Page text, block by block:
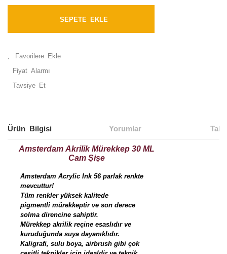
SEPETE EKLE
Fiyat Alarmı
Tavsiye Et
Ürün Bilgisi Yorumlar
Amsterdam Akrilik Mürekkep 30 ML
Cam Şişe
Amsterdam Acrylic Ink 56 parlak renkte
mevcuttur!
Tüm renkler yüksek kalitede
pigmentli mürekkeptir ve son derece
solma direncine sahiptir.
Mürekkep akrilik reçine esaslıdır ve
kuruduğunda suya dayanıklıdır.
Kaligrafi, sulu boya, airbrush gibi çok